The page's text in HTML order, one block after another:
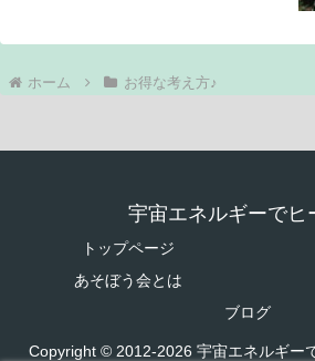
ホーム お得な考え方♪
宇宙エネルギーでヒ
トップページ
あそぼう会とは
ブログ
Copyright © 2012-2026 宇宙エネルギー